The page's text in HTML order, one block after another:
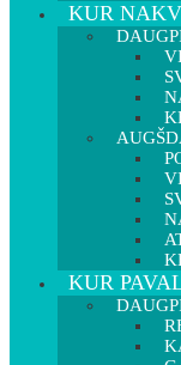
KUR
KUR